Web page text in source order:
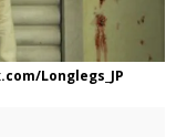
Longlegs_JP